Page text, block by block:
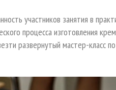
участников занятия в
процесса изготовления
развернутый мастер-класс